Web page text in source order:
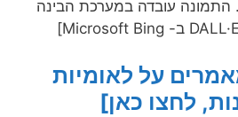
התמונה עובדה במערכת הבינה
על לאומיות
לחצו כאן]